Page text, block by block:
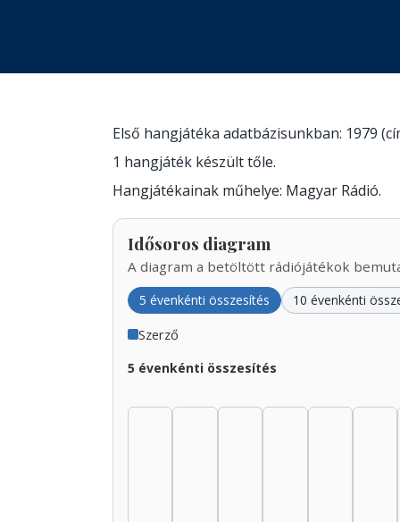
Első hangjátéka adatbázisunkban: 1979
1 hangjáték készült tőle.
Hangjátékainak műhelye: Magyar Rádió.
Idősoros diagram
A diagram a betöltött rádiójátékok
5 évenkénti összesítés 10 évenkénti
Szerző
5 évenkénti összesítés